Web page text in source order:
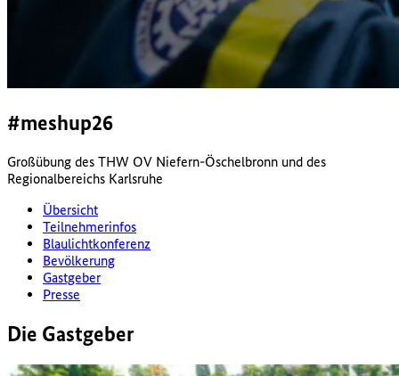
#meshup26
Großübung des THW OV Niefern-Öschelbronn und des
Regionalbereichs Karlsruhe
Übersicht
Teilnehmerinfos
Blaulichtkonferenz
Bevölkerung
Gastgeber
Presse
Die Gastgeber